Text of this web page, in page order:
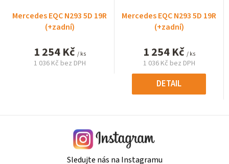
Mercedes EQC N293 5D 19R
(+zadní)
1 254 Kč / ks
1 036 Kč bez DPH
Mercedes EQC N293 5D 19R
(+zadní)
1 254 Kč / ks
1 036 Kč bez DPH
Měrná
cena:
DETAIL
Sledujte nás na Instagramu